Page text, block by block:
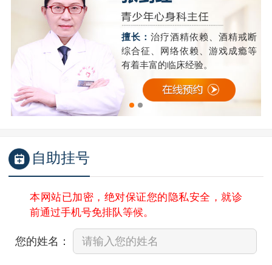
擅长：治疗酒精依赖、酒精戒断
综合征、网络依赖、游戏成瘾等
有着丰富的临床经验。
自助挂号
本网站已加密，绝对保证您的隐私安全，就诊
前通过手机号免排队等候。
您的姓名：